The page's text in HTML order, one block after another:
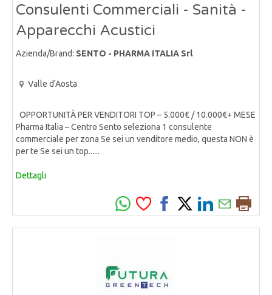
Consulenti Commerciali - Sanità -
Apparecchi Acustici
Azienda/Brand: SENTO - PHARMA ITALIA Srl
Valle d'Aosta
OPPORTUNITÀ PER VENDITORI TOP – 5.000€ / 10.000€+ MESE
Pharma Italia – Centro Sento seleziona 1 consulente
commerciale per zona Se sei un venditore medio, questa NON è
per te Se sei un top......
Dettagli